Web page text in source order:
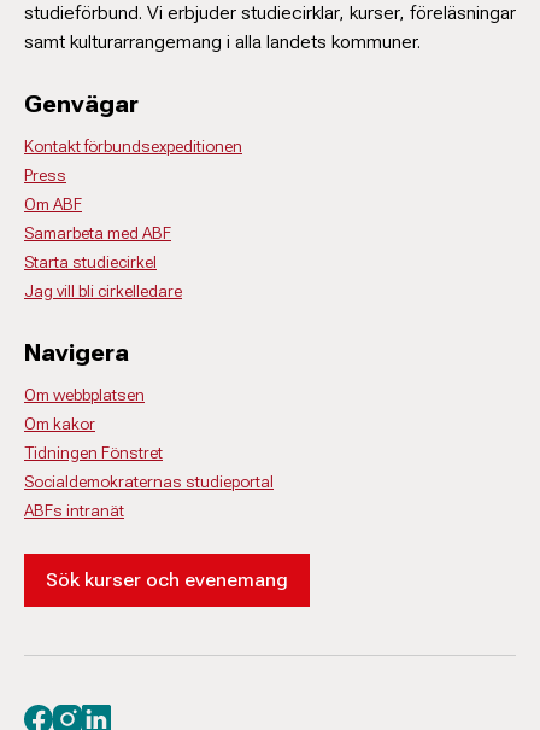
studieförbund. Vi erbjuder studiecirklar, kurser, föreläsningar
samt kulturarrangemang i alla landets kommuner.
Genvägar
Kontakt förbundsexpeditionen
Press
Om ABF
Samarbeta med ABF
Starta studiecirkel
Jag vill bli cirkelledare
Navigera
Om webbplatsen
Om kakor
Tidningen Fönstret
Socialdemokraternas studieportal
ABFs intranät
Sök kurser och evenemang
Besök oss på facebook
Besök oss på instagram
Besök oss på linkedin